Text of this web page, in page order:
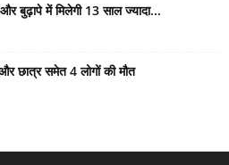
बुढ़ापे में मिलेगी 13 साल ज्यादा...
छात्र समेत 4 लोगों की मौत